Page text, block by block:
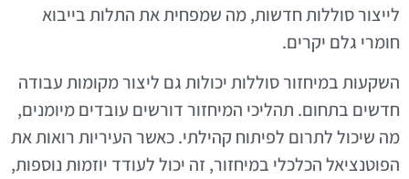
לייצור סוללות חדשות, מה שמפחית את התלות בייבוא
חומרי גלם יקרים.
השקעות במיחזור סוללות יכולות גם ליצור מקומות עבודה
חדשים בתחום. תהליכי המיחזור דורשים עובדים מיומנים,
מה שיכול לתרום לפיתוח קהילתי. כאשר העיריות רואות את
הפוטנציאל הכלכלי במיחזור, זה יכול לעודד יוזמות נוספות,